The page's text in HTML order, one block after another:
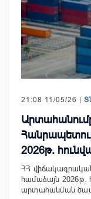
21:08 11/05/26 |
2026թ.
ՀՀ
համաձայն
արտահանման